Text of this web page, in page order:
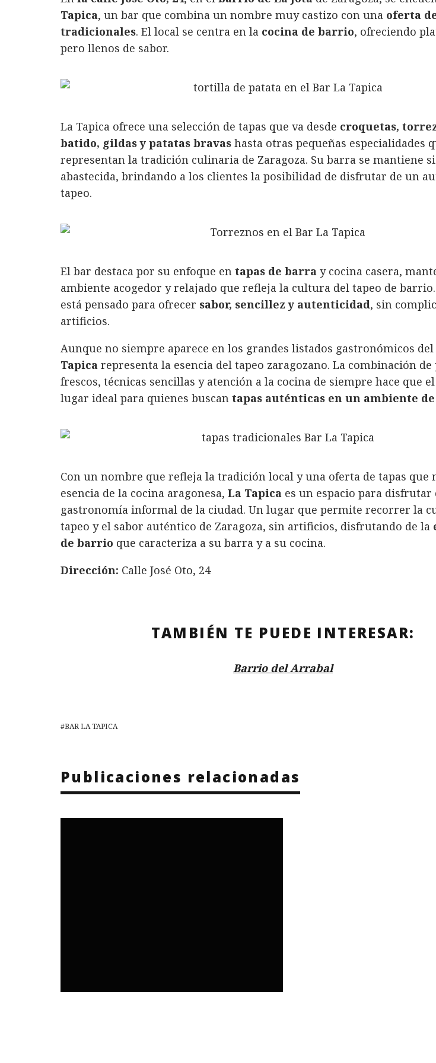
c
e
b
it
te
r
n
k
e
at
s
A
ai
l
m
p
a
ir
Tapica, un bar que combina un nombre muy castizo con una oferta
tradicionales. El local se centra en la cocina de barrio, ofreciendo
pero llenos de sabor.
La Tapica ofrece una selección de tapas que va desde croquetas,
batido, gildas y patatas bravas hasta otras pequeñas especialidades
representan la tradición culinaria de Zaragoza. Su barra se mantiene
abastecida, brindando a los clientes la posibilidad de disfrutar de un
tapeo.
El bar destaca por su enfoque en tapas de barra y cocina casera,
ambiente acogedor y relajado que refleja la cultura del tapeo de barrio.
está pensado para ofrecer sabor, sencillez y autenticidad, sin
artificios.
Aunque no siempre aparece en los grandes listados gastronómicos
Tapica representa la esencia del tapeo zaragozano. La combinación
frescos, técnicas sencillas y atención a la cocina de siempre hace que
lugar ideal para quienes buscan tapas auténticas en un ambiente
Con un nombre que refleja la tradición local y una oferta de tapas que
esencia de la cocina aragonesa, La Tapica es un espacio para disfrutar
gastronomía informal de la ciudad. Un lugar que permite recorrer la
tapeo y el sabor auténtico de Zaragoza, sin artificios, disfrutando de la
de barrio que caracteriza a su barra y a su cocina.
Dirección: Calle José Oto, 24
TAMBIÉN TE PUEDE INTERESAR:
Barrio del Arrabal
BAR LA TAPICA
Publicaciones relacionadas